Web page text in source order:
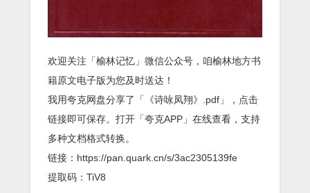
欢迎关注「榆林记忆」微信公众号，咱榆林地方书
籍原文电子版为您及时送达！
我用夸克网盘分享了「《诗咏凤翔》.pdf」，点击
链接即可保存。打开「夸克APP」在线查看，支持
多种文档格式转换。
链接：https://pan.quark.cn/s/3ac2305139fe
提取码：TiV8